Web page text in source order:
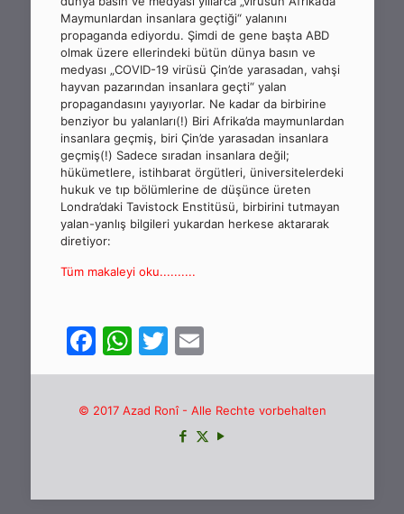
Maymunlardan insanlara geçtiği“ yalanını
propaganda ediyordu. Şimdi de gene başta ABD
olmak üzere ellerindeki bütün dünya basın ve
medyası „COVID-19 virüsü Çin’de yarasadan, vahşi
hayvan pazarından insanlara geçti“ yalan
propagandasını yayıyorlar. Ne kadar da birbirine
benziyor bu yalanları(!) Biri Afrika’da maymunlardan
insanlara geçmiş, biri Çin’de yarasadan insanlara
geçmiş(!) Sadece sıradan insanlara değil;
hükümetlere, istihbarat örgütleri, üniversitelerdeki
hukuk ve tıp bölümlerine de düşünce üreten
Londra’daki Tavistock Enstitüsü, birbirini tutmayan
yalan-yanlış bilgileri yukardan herkese aktararak
diretiyor:
Tüm makaleyi oku..........
Facebook
WhatsApp
Twitter
Email
© 2017 Azad Ronî - Alle Rechte vorbehalten